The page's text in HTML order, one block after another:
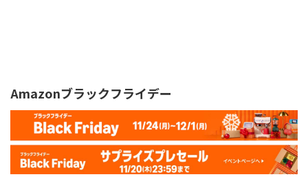
Amazonブラックフライデー